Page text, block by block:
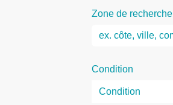
Zone de recherche
Condition